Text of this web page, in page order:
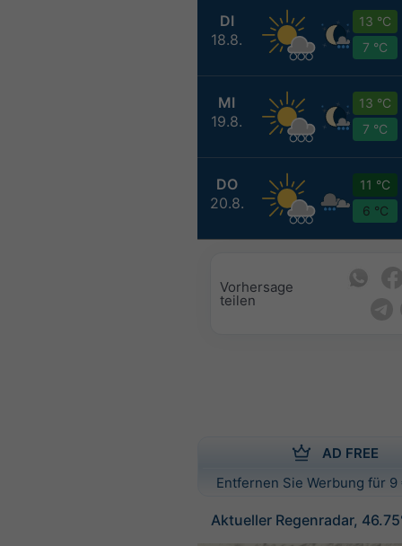
DI
18.8.
13 °C
7 °C
MI
19.8.
13 °C
7 °C
DO
20.8.
11 °C
6 °C
Vorhersage
teilen
AD FREE
Entfernen Sie Werbung für
Aktueller Regenradar,